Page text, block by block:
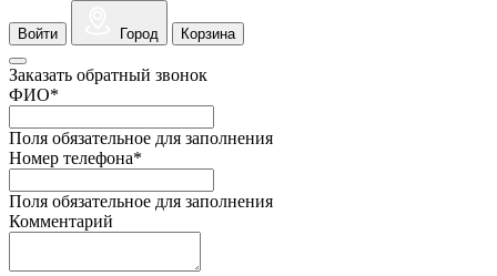
Войти Город Корзина
Заказать обратный звонок
ФИО*
Поля обязательное для заполнения
Номер телефона*
Поля обязательное для заполнения
Комментарий